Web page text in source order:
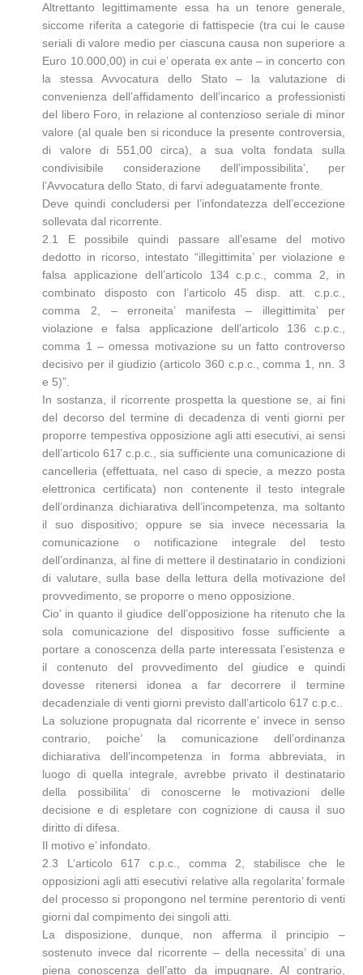
Altrettanto legittimamente essa ha un tenore generale,
siccome riferita a categorie di fattispecie (tra cui le cause
seriali di valore medio per ciascuna causa non superiore a
Euro 10.000,00) in cui e’ operata ex ante – in concerto con
la stessa Avvocatura dello Stato – la valutazione di
convenienza dell’affidamento dell’incarico a professionisti
del libero Foro, in relazione al contenzioso seriale di minor
valore (al quale ben si riconduce la presente controversia,
di valore di 551,00 circa), a sua volta fondata sulla
condivisibile considerazione dell’impossibilita’, per
l’Avvocatura dello Stato, di farvi adeguatamente fronte.
Deve quindi concludersi per l’infondatezza dell’eccezione
sollevata dal ricorrente.
2.1 E possibile quindi passare all’esame del motivo
dedotto in ricorso, intestato “illegittimita’ per violazione e
falsa applicazione dell’articolo 134 c.p.c., comma 2, in
combinato disposto con l’articolo 45 disp. att. c.p.c.,
comma 2, – erroneita’ manifesta – illegittimita’ per
violazione e falsa applicazione dell’articolo 136 c.p.c.,
comma 1 – omessa motivazione su un fatto controverso
decisivo per il giudizio (articolo 360 c.p.c., comma 1, nn. 3
e 5)”.
In sostanza, il ricorrente prospetta la questione se, ai fini
del decorso del termine di decadenza di venti giorni per
proporre tempestiva opposizione agli atti esecutivi, ai sensi
dell’articolo 617 c.p.c., sia sufficiente una comunicazione di
cancelleria (effettuata, nel caso di specie, a mezzo posta
elettronica certificata) non contenente il testo integrale
dell’ordinanza dichiarativa dell’incompetenza, ma soltanto
il suo dispositivo; oppure se sia invece necessaria la
comunicazione o notificazione integrale del testo
dell’ordinanza, al fine di mettere il destinatario in condizioni
di valutare, sulla base della lettura della motivazione del
provvedimento, se proporre o meno opposizione.
Cio’ in quanto il giudice dell’opposizione ha ritenuto che la
sola comunicazione del dispositivo fosse sufficiente a
portare a conoscenza della parte interessata l’esistenza e
il contenuto del provvedimento del giudice e quindi
dovesse ritenersi idonea a far decorrere il termine
decadenziale di venti giorni previsto dall’articolo 617 c.p.c..
La soluzione propugnata dal ricorrente e’ invece in senso
contrario, poiche’ la comunicazione dell’ordinanza
dichiarativa dell’incompetenza in forma abbreviata, in
luogo di quella integrale, avrebbe privato il destinatario
della possibilita’ di conoscerne le motivazioni delle
decisione e di espletare con cognizione di causa il suo
diritto di difesa.
Il motivo e’ infondato.
2.3 L’articolo 617 c.p.c., comma 2, stabilisce che le
opposizioni agli atti esecutivi relative alla regolarita’ formale
del processo si propongono nel termine perentorio di venti
giorni dal compimento dei singoli atti.
La disposizione, dunque, non afferma il principio –
sostenuto invece dal ricorrente – della necessita’ di una
piena conoscenza dell’atto da impugnare. Al contrario,